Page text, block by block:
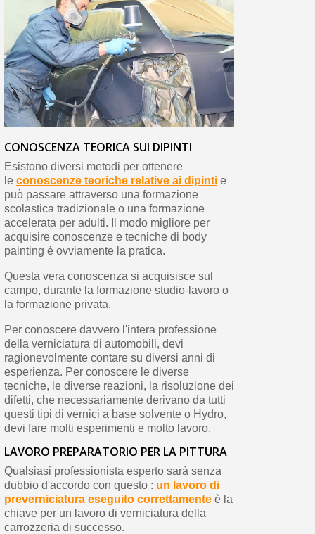
CONOSCENZA TEORICA SUI DIPINTI
Esistono diversi metodi per ottenere
le conoscenze teoriche relative ai dipintie
può passare attraverso una formazione
scolastica tradizionale o una formazione
accelerata per adulti. Il modo migliore per
acquisire conoscenze e tecniche di body
painting è ovviamente la pratica.
Questa vera conoscenza si acquisisce sul
campo, durante la formazione studio-lavoro o
la formazione privata.
Per conoscere davvero l'intera professione
della verniciatura di automobili, devi
ragionevolmente contare su diversi anni di
esperienza. Per conoscere le diverse
tecniche, le diverse reazioni, la risoluzione dei
difetti, che necessariamente derivano da tutti
questi tipi di vernici a base solvente o Hydro,
devi fare molti esperimenti e molto lavoro.
LAVORO PREPARATORIO PER LA PITTURA
Qualsiasi professionista esperto sarà senza
dubbio d'accordo con questo : un lavoro di
preverniciatura eseguito correttamenteè la
chiave per un lavoro di verniciatura della
carrozzeria di successo.